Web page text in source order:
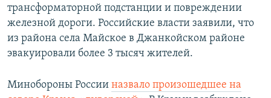
трансформаторной подстанции и повреждении
железной дороги. Российские власти заявили, что
из района села Майское в Джанкойском районе
эвакуировали более 3 тысяч жителей.
Минобороны России назвало произошедшее на